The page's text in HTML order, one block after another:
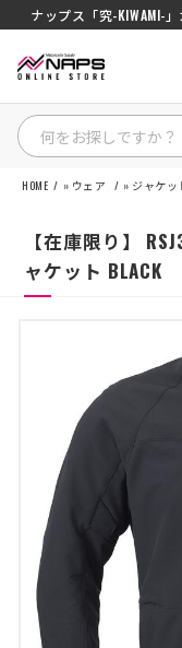
ナップス「究-KIWAMI-
カテゴリから探す
ナップスメンバーズ
コーポレートサイト
特定商取引法に基づく表記
HOME » ウェア » ジャケッ
【在庫限り】
ャケット BLACK